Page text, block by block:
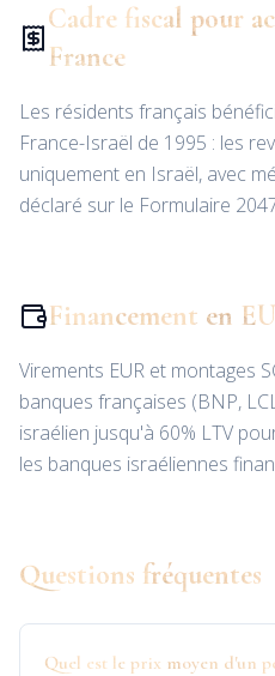
Cadre fiscal pour
France
Les résidents français
France-Israël de 1995 : les
uniquement en Israël, avec
déclaré sur le Formulaire
Financement en
Virements EUR et montages
banques françaises (BNP,
israélien jusqu'à 60% LTV
les banques israéliennes
Questions fréquentes
Quel est le prix moyen d'un